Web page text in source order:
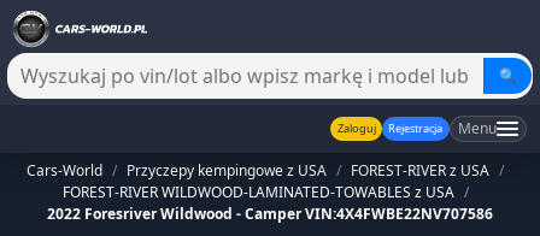
🔍
Zaloguj Rejestracja Menu
Cars-World / Przyczepy kempingowe z USA / FOREST-RIVER z USA /
FOREST-RIVER WILDWOOD-LAMINATED-TOWABLES z USA /
2022 Foresriver Wildwood - Camper VIN:4X4FWBE22NV707586